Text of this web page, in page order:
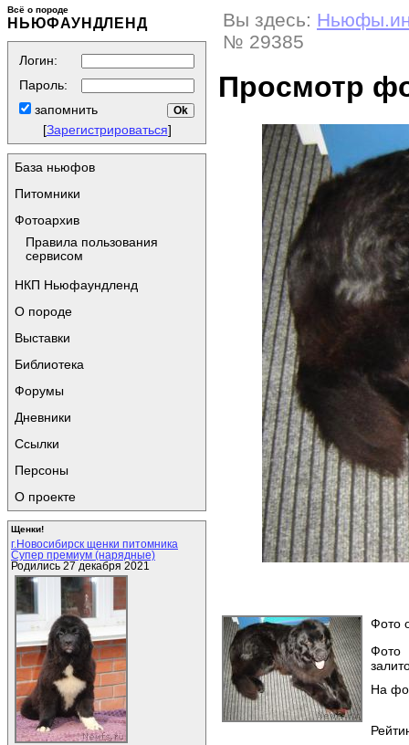
Всё о породе
НЬЮФАУНДЛЕНД
Логин:
Пароль:
запомнить
[Зарегистрироваться]
База ньюфов
Питомники
Фотоархив
Правила пользования
сервисом
НКП Ньюфаундленд
О породе
Выставки
Библиотека
Форумы
Дневники
Ссылки
Персоны
О проекте
Щенки!
г.Новосибирск щенки питомника
Супер премиум (нарядные)
Родились 27 декабря 2021
Вы здесь:
№ 29385
Просмотр
Фото
Фото
На